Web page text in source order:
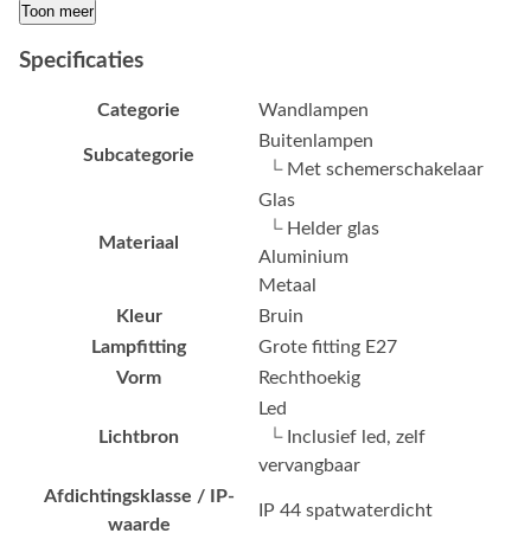
Toon meer
Specificaties
Categorie Wandlampen
Subcategorie
Buitenlampen
└ Met schemerschakelaar
Materiaal
Glas
└ Helder glas
Aluminium
Metaal
Kleur
Bruin
Lampfitting
Grote fitting E27
Vorm
Rechthoekig
Lichtbron
Led
└ Inclusief led, zelf
vervangbaar
Afdichtingsklasse / IP-
waarde
IP 44 spatwaterdicht